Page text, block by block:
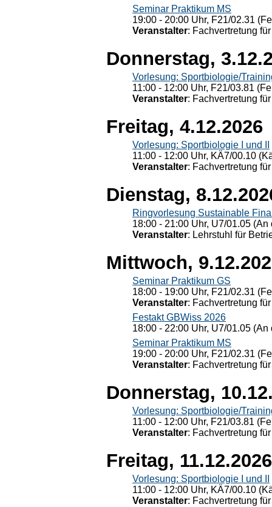
Seminar Praktikum MS
19:00 - 20:00 Uhr, F21/02.31
Veranstalter: Fachvertretung
Donnerstag,
Vorlesung: Sportbiologie/
11:00 - 12:00 Uhr, F21/03.81
Veranstalter: Fachvertretung
Freitag, 4.12.2026
Vorlesung: Sportbiologie I und II
11:00 - 12:00 Uhr, KÄ7/00.10
Veranstalter: Fachvertretung
Dienstag,
Ringvorlesung Sustainable
18:00 - 21:00 Uhr, U7/01.05
Veranstalter: Lehrstuhl für
Mittwoch,
Seminar Praktikum GS
18:00 - 19:00 Uhr, F21/02.31
Veranstalter: Fachvertretung
Festakt GBWiss 2026
18:00 - 22:00 Uhr, U7/01.05
Seminar Praktikum MS
19:00 - 20:00 Uhr, F21/02.31
Veranstalter: Fachvertretung
Donnerstag,
Vorlesung: Sportbiologie/
11:00 - 12:00 Uhr, F21/03.81
Veranstalter: Fachvertretung
Freitag, 11.12.2026
Vorlesung: Sportbiologie I und II
11:00 - 12:00 Uhr, KÄ7/00.10
Veranstalter: Fachvertretung